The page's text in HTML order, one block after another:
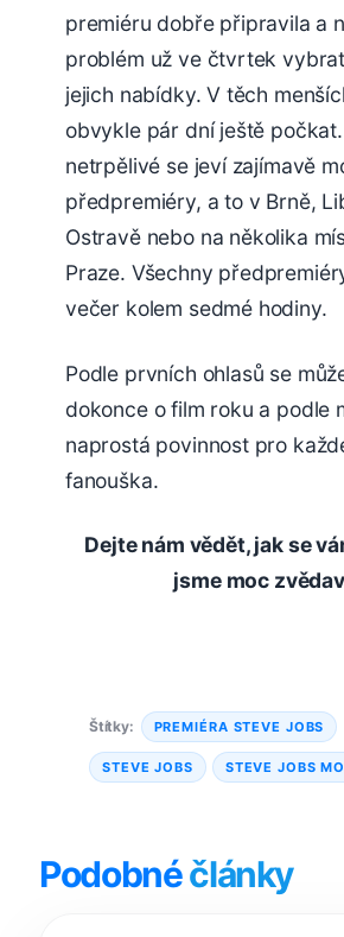
premiéru dobře připravila a
problém už ve čtvrtek
jejich nabídky. V těch
obvykle pár dní ještě
netrpělivé se jeví zajímavě
předpremiéry, a to v Brně,
Ostravě nebo na několika
Praze. Všechny
večer kolem sedmé hodiny.
Podle prvních ohlasů se
dokonce o film roku a podle
naprostá povinnost pro
fanouška.
Dejte nám vědět, jak se
jsme moc
Štítky: PREMIÉRA STEVE JOBS
STEVE JOBS STEVE JOBS
Podobnéčlánky